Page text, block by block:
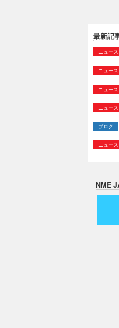
最新記
ニュース
ニュース
ニュース
ニュース
ブログ
ニュース
NME